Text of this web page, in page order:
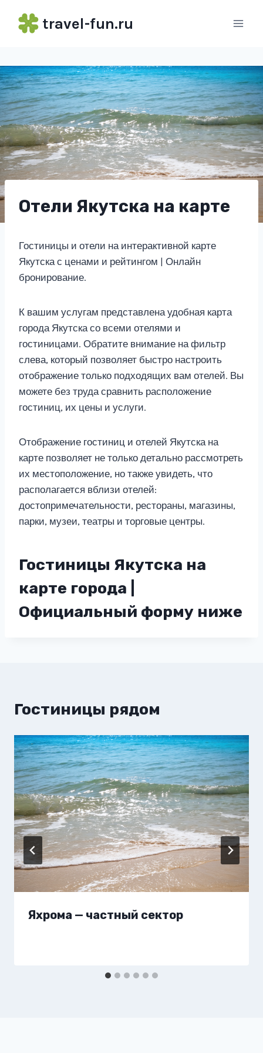
travel-fun.ru
Отели Якутска на карте
Гостиницы и отели на интерактивной карте
Якутска с ценами и рейтингом | Онлайн
бронирование.
К вашим услугам представлена удобная карта
города Якутска со всеми отелями и
гостиницами. Обратите внимание на фильтр
слева, который позволяет быстро настроить
отображение только подходящих вам отелей. Вы
можете без труда сравнить расположение
гостиниц, их цены и услуги.
Отображение гостиниц и отелей Якутска на
карте позволяет не только детально рассмотреть
их местоположение, но также увидеть, что
располагается вблизи отелей:
достопримечательности, рестораны, магазины,
парки, музеи, театры и торговые центры.
Гостиницы Якутска на
карте города |
Официальный форму ниже
Гостиницы рядом
Яхрома — частный сектор